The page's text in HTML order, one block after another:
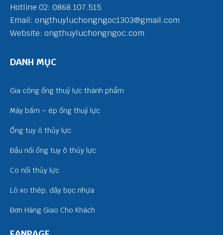
Hotline 02: 0868.107.515
Email: ongthuyluchongngoc1303@gmail.com
Website: ongthuyluchongngoc.com
DANH MỤC
Gia công ống thuỷ lực thành phẩm
Máy bấm – ép ống thuỷ lực
Ống tuy ô thủy lực
Đầu nối ống tuy ô thủy lực
Co nối thủy lực
Lò xo thép, dây bọc nhựa
Đơn Hàng Giao Cho Khách